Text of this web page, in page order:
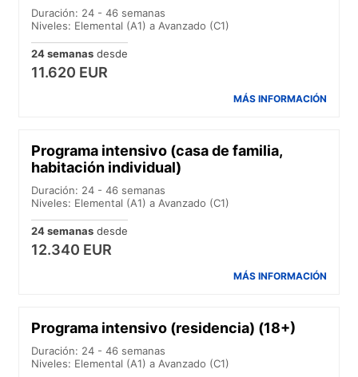
Duración: 24 - 46 semanas
Niveles: Elemental (A1) a Avanzado (C1)
24 semanas desde
11.620 EUR
MÁS INFORMACIÓN
Programa intensivo (casa de familia,
habitación individual)
Duración: 24 - 46 semanas
Niveles: Elemental (A1) a Avanzado (C1)
24 semanas desde
12.340 EUR
MÁS INFORMACIÓN
Programa intensivo (residencia) (18+)
Duración: 24 - 46 semanas
Niveles: Elemental (A1) a Avanzado (C1)